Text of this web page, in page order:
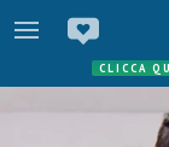
CLICCA